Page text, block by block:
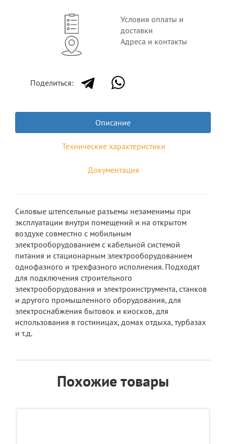
Условия оплаты и
доставки
Адреса и контакты
Поделиться:
Описание
Технические характеристики
Документация
Силовые штепсельные разъемы незаменимы при
эксплуатации внутри помещений и на открытом
воздухе совместно с мобильным
электрооборудованием с кабельной системой
питания и стационарным электрооборудованием
однофазного и трехфазного исполнения. Подходят
для подключения строительного
электрооборудования и электроинструмента, станков
и другого промышленного оборудования, для
электроснабжения бытовок и киосков, для
использования в гостиницах, домах отдыха, турбазах
и т.д.
Похожие товары